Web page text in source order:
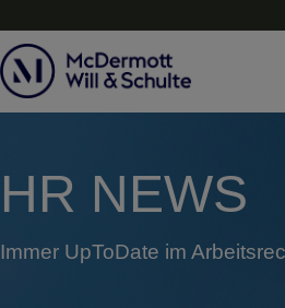
HR NEWS
Immer UpToDate im